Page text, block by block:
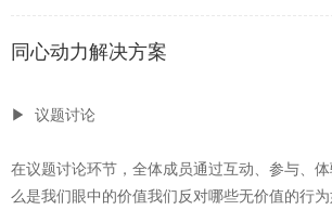
同心动力解决方案
▶ 议题讨论
在议题讨论环节，全体成员通过互动、参与、
么是我们眼中的价值我们反对哪些无价值的行